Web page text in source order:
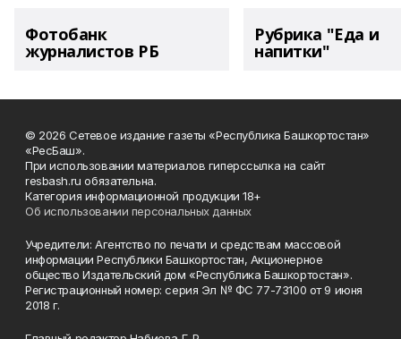
Фотобанк
журналистов РБ
Рубрика "Еда и
напитки"
© 2026 Сетевое издание газеты «Республика Башкортостан»
«РесБаш».
При использовании материалов гиперссылка на сайт
resbash.ru обязательна.
Категория информационной продукции 18+
Об использовании персональных данных
Учредители: Агентство по печати и средствам массовой
информации Республики Башкортостан, Акционерное
общество Издательский дом «Республика Башкортостан».
Регистрационный номер: серия Эл № ФС 77-73100 от 9 июня
2018 г.